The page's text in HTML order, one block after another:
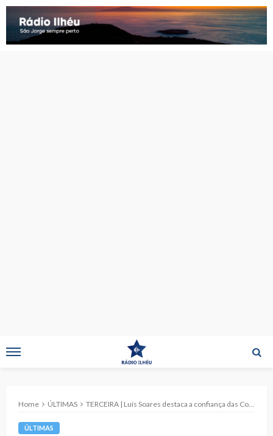
Home ÚLTIMAS TERCEIRA | Luís Soares destaca a confiança das Cooperativas no trabalho do Governo Regional
ÚLTIMAS